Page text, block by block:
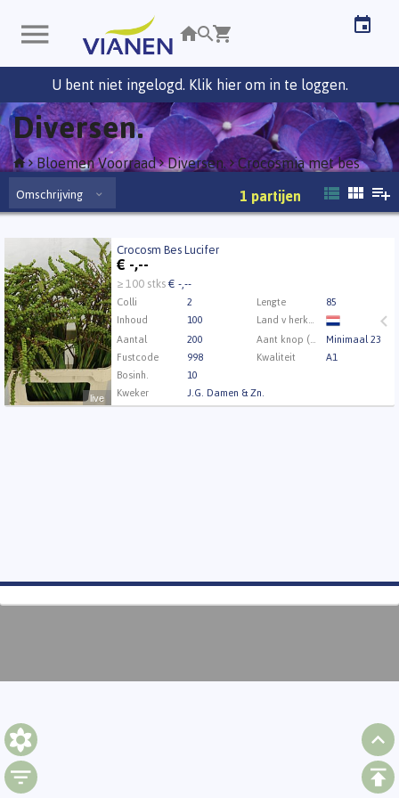
U bent niet ingelogd. Klik hier om in te loggen.
Diversen.
Bloemen Voorraad Diversen. Crocosmia met bes
Omschrijving 1 partijen
live
Crocosm Bes Lucifer
€ -,--
≥ 100 stks€ -,--
Colli 2 Lengte
85
Inhoud
100
Aantal
200 Aant knop (min.)
Minimaal 23
Fustcode
998 Kwaliteit
A1
Bosinh.
10
Kweker
J.G. Damen & Zn.
Crocosm Bes Lucifer
U moet ingelogd zijn om te kunnen kopen.
om in te loggen.